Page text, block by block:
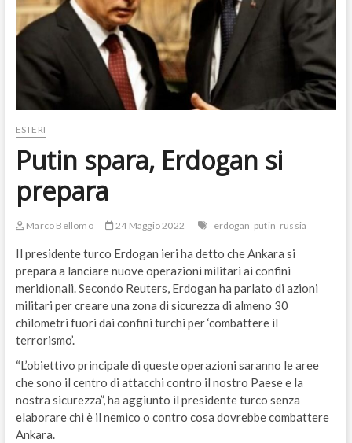
ESTERI
Putin spara, Erdogan si
prepara
Marco Bellomo 24 Maggio 2022 erdogan putin russia
Il presidente turco Erdogan ieri ha detto che Ankara si
prepara a lanciare nuove operazioni militari ai confini
meridionali. Secondo Reuters, Erdogan ha parlato di azioni
militari per creare una zona di sicurezza di almeno 30
chilometri fuori dai confini turchi per ‘combattere il
terrorismo’.
“L’obiettivo principale di queste operazioni saranno le aree
che sono il centro di attacchi contro il nostro Paese e la
nostra sicurezza”, ha aggiunto il presidente turco senza
elaborare chi è il nemico o contro cosa dovrebbe combattere
Ankara.